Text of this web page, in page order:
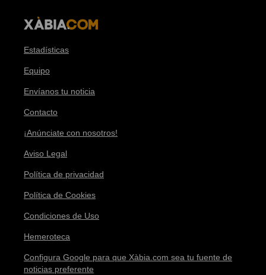
Estadísticas
Equipo
Envíanos tu noticia
Contacto
¡Anúnciate con nosotros!
Aviso Legal
Política de privacidad
Política de Cookies
Condiciones de Uso
Hemeroteca
Configura Google para que Xàbia.com sea tu fuente de
noticias preferente